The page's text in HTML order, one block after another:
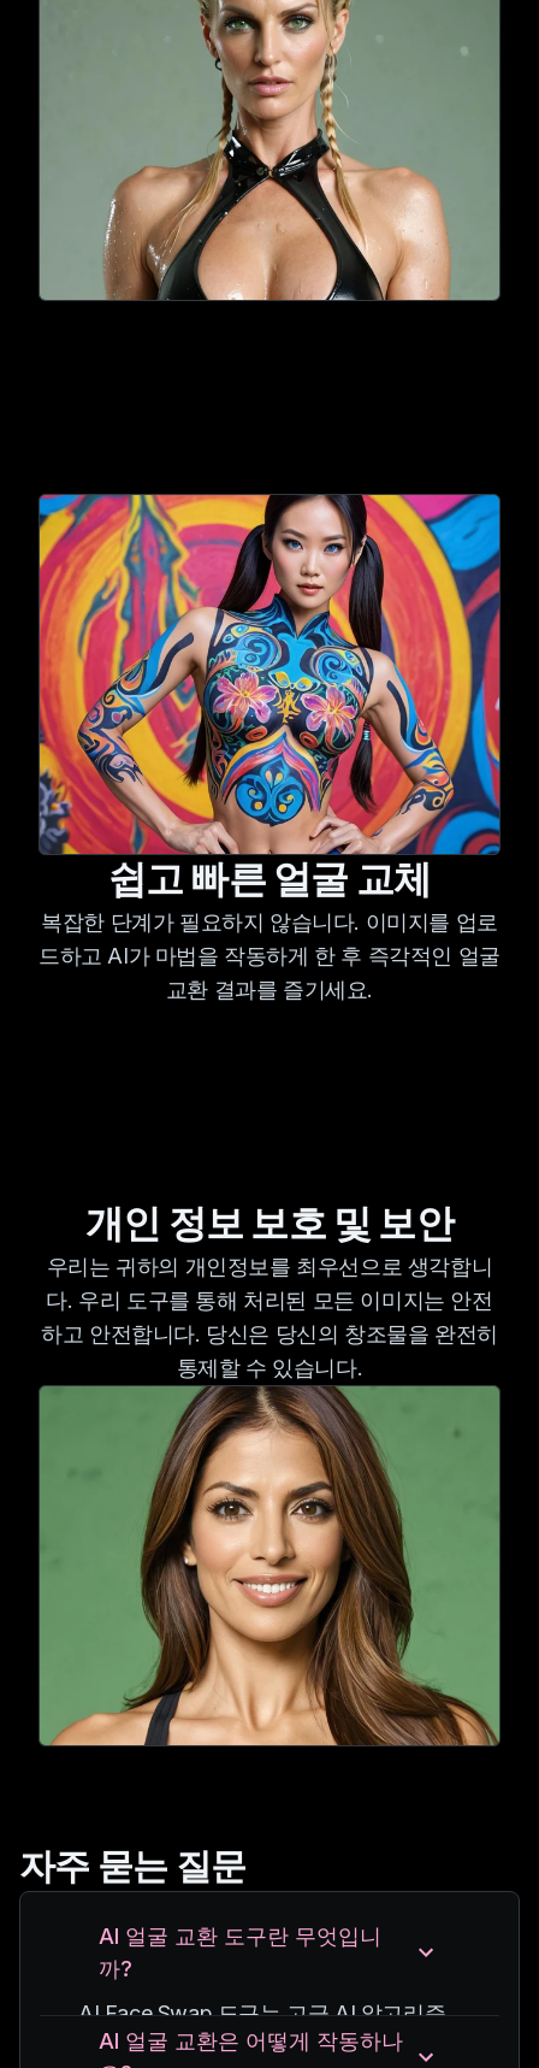
쉽고 빠른 얼굴 교체
복잡한 단계가 필요하지 않습니다. 이미지를 업로
드하고 AI가 마법을 작동하게 한 후 즉각적인 얼굴
교환 결과를 즐기세요.
개인 정보 보호 및 보안
우리는 귀하의 개인정보를 최우선으로 생각합니
다. 우리 도구를 통해 처리된 모든 이미지는 안전
하고 안전합니다. 당신은 당신의 창조물을 완전히
통제할 수 있습니다.
자주 묻는 질문
AI 얼굴 교환 도구란 무엇입니
까?
AI Face Swap 도구는 고급 AI 알고리즘
을 사용하여 현실감과 정확성을 유지하면
AI 얼굴 교환은 어떻게 작동하나